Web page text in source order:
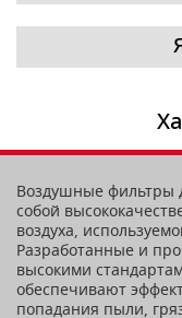
Воздушные фильтры
собой
воздуха,
Разработанные и
высокими
обеспечивают
попадания пыли,